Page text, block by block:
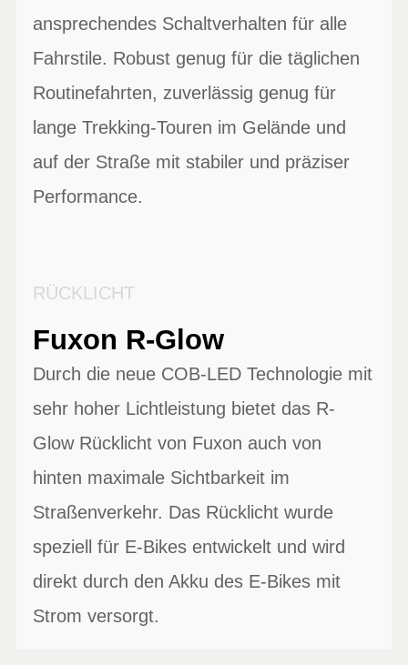
ansprechendes Schaltverhalten für alle
Fahrstile. Robust genug für die täglichen
Routinefahrten, zuverlässig genug für
lange Trekking-Touren im Gelände und
auf der Straße mit stabiler und präziser
Performance.
RÜCKLICHT
Fuxon R-Glow
Durch die neue COB-LED Technologie mit
sehr hoher Lichtleistung bietet das R-
Glow Rücklicht von Fuxon auch von
hinten maximale Sichtbarkeit im
Straßenverkehr. Das Rücklicht wurde
speziell für E-Bikes entwickelt und wird
direkt durch den Akku des E-Bikes mit
Strom versorgt.